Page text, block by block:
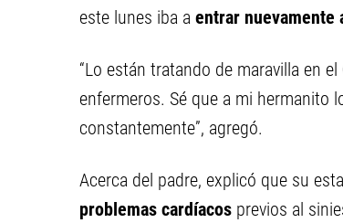
este lunes iba a entrar nuevamente
“Lo están tratando de maravilla en el
enfermeros. Sé que a mi hermanito
constantemente”, agregó.
Acerca del padre, explicó que su
problemas cardíacos previos al